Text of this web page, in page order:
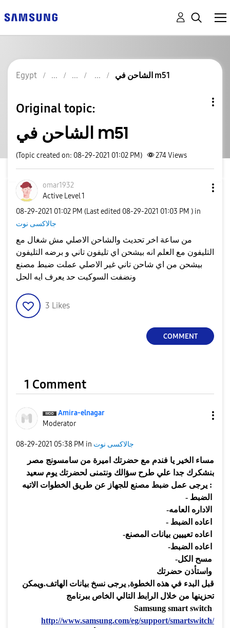
Egypt الشاحن في m51
Original topic:
الشاحن في m51
(Topic created on: 08-29-2021 01:02 PM) 274Views
omar1932
Active Level 1
‎08-29-2021 01:02 PM (Last edited ‎08-29-2021 01:03 PM ) in
جالاكسى نوت
من ساعة اخر تحديث والشاحن الاصلي مش شغال مع
التليفون مع العلم انه بيشحن اي تليفون تاني و برضه التليفون
بيشحن من اي شاحن تاني غير الاصلي عملت ضبط مصنع
ونضفت السوكيت حد يعرف ايه الحل
3 Likes
COMMENT
1 Comment
Amira-elnagar
Moderator
‎08-29-2021 05:38 PM in جالاكسى نوت
مساء الخير يا فندم مع حضرتك اميرة من سامسونج مصر
بنشكرك جدا علي طرح سؤالك ونتمنى لحضرتك يوم سعيد
يرجى عمل ضبط مصنع للجهاز عن طريق الخطوات الاتيه :
- الضبط
-الاداره العامه
- اعاده الضبط
-اعاده تعييين بيانات المصنع
-اعاده الضبط
-مسح الكل
واستأذن حضرتك
قبل البدء في هذه الخطوة, يرجى نسخ بيانات الهاتف.ويمكن
تحزينها من خلال الرابط التالي الخاص ببرنامج
Samsung smart switch
http://www.samsung.com/eg/support/smartswitch/